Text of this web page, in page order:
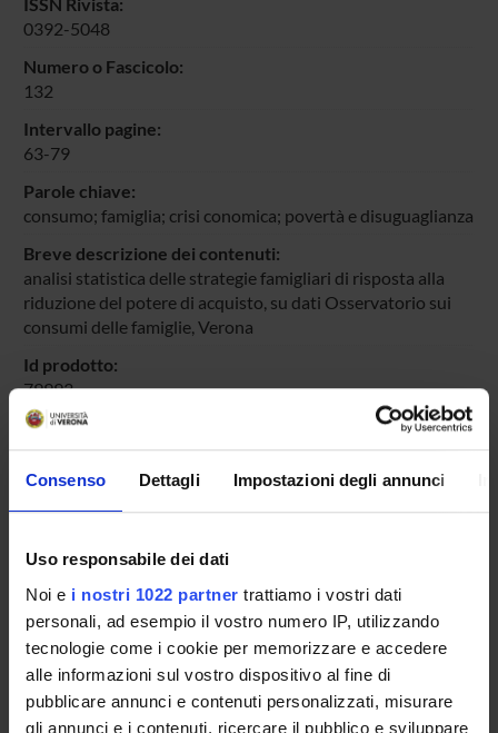
Consenso Dettagli Impostazioni degli annunci
Uso responsabile dei dati
Noi e i nostri 1022 partner trattiamo i vostri dati
personali, ad esempio il vostro numero IP, utilizzando
tecnologie come i cookie per memorizzare e accedere
alle informazioni sul vostro dispositivo al fine di
pubblicare annunci e contenuti personalizzati, misurare
gli annunci e i contenuti, ricercare il pubblico e sviluppare
0392-5048
Numero o Fascicolo:
132
Intervallo pagine:
63-79
Parole chiave:
consumo; famiglia; crisi conomica; povertà e disuguaglianza
Breve descrizione dei contenuti:
analisi statistica delle strategie famigliari di risposta alla
riduzione del potere di acquisto, su dati Osservatorio sui
consumi delle famiglie, Verona
Id prodotto:
79993
Handle IRIS:
11562/676564
depositato il:
3 marzo 2014
ultima modifica:
25 ottobre 2022
Citazione bibliografica:
Secondulfo, Domenico
, Consumate strategie. Le famiglie
italiane a fronte della crisi economica e della contrazione
del potere di acquisto «SOCIOLOGIA DEL LAVORO»
, n.132,2013,pp. 63-79